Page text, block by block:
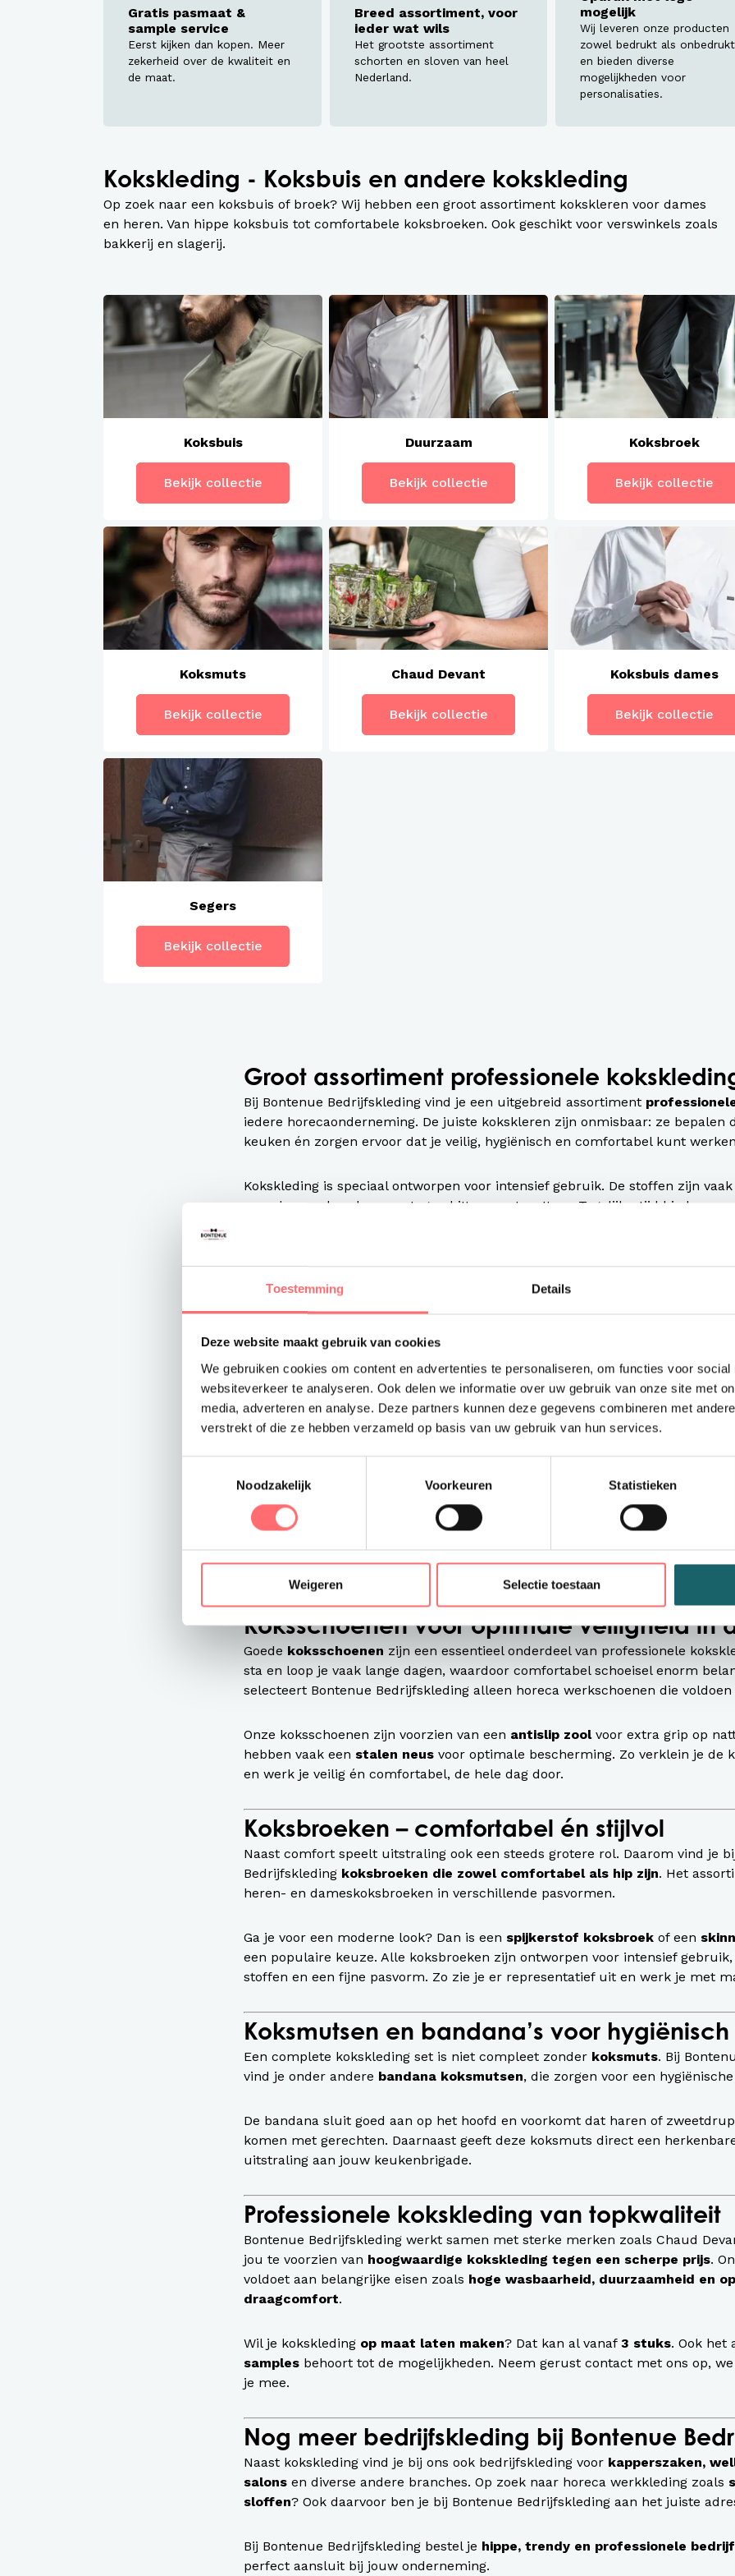
Toestemming Details
Deze website maakt gebruik van cookies
We gebruiken cookies om content en advertenties te personaliseren, om functies voor social
websiteverkeer te analyseren. Ook delen we informatie over uw gebruik van onze site met
media, adverteren en analyse. Deze partners kunnen deze gegevens combineren met
verstrekt of die ze hebben verzameld op basis van uw gebruik van hun services.
Noodzakelijk
Voorkeuren Statistieken
Weigeren Selectie toestaan
Werkjassen
Werkbroeken en overalls Workwear
Gratis pasmaat &
sample service
Eerst kijken dan kopen. Meer
zekerheid over de kwaliteit en
de maat.
Breed assortiment, voor
ieder wat wils
Het grootste assortiment
schorten en sloven van heel
Nederland.
mogelijk
Wij leveren onze producten
zowel bedrukt als onbedrukt
en bieden diverse
mogelijkheden voor
personalisaties.
Kokskleding - Koksbuis en andere kokskleding
Op zoek naar een koksbuis of broek? Wij hebben een groot assortiment kokskleren voor dames
en heren. Van hippe koksbuis tot comfortabele koksbroeken. Ook geschikt voor verswinkels zoals
bakkerij en slagerij.
Koksbuis
Bekijk collectie
Duurzaam
Bekijk collectie
Koksbroek
Bekijk collectie
Koksmuts
Bekijk collectie
Chaud Devant
Bekijk collectie
Koksbuis dames
Bekijk collectie
Segers
Bekijk collectie
Groot assortiment professionele
Bij Bontenue Bedrijfskleding vind je een uitgebreid assortiment
iedere horecaonderneming. De juiste kokskleren zijn onmisbaar: ze bepalen
keuken én zorgen ervoor dat je veilig, hygiënisch en comfortabel kunt
Kokskleding is speciaal ontworpen voor intensief gebruik. De stoffen zijn
waardoor ze beschermen tegen hitte en vetspetters. Tegelijkertijd bieden ze
bewegingsvrijheid, zodat je het zware keukenwerk prettig kunt uitvoeren.
Je vindt bij ons een breed aanbod kokskleding van gerenommeerde merken
enSegers. Zoek je kwaliteit, comfort en een professionele uitstraling? Dan zit
Koksbuis kopen – onmisbaar voor iedere
Eenkoksbuisis hét herkenbare kledingstuk van de kok. Bij Bontenue
eenvoudig een koksbuis kopen die past bij jouw keuken en
Wil je een bewuste keuze maken? Dan zijn onze duurzame koksbuizen
een
Deze zijn gemaakt van milieuvriendelijke materialen, zonder in te leveren op
kwaliteit. Een goede koksbuis zorgt niet alleen voor een professionele
de juiste bescherming om veilig te kunnen werken in de keuken.
Koksschoenen voor optimale veiligheid in
Goede koksschoenen zijn een essentieel onderdeel van professionele
sta en loop je vaak lange dagen, waardoor comfortabel schoeisel enorm
selecteert Bontenue Bedrijfskleding alleen horeca werkschoenen die voldoen
Onze koksschoenen zijn voorzien van een antislip zool voor extra grip op
hebben vaak een stalen neus voor optimale bescherming. Zo verklein je de
en werk je veilig én comfortabel, de hele dag door.
Koksbroeken – comfortabel én stijlvol
Naast comfort speelt uitstraling ook een steeds grotere rol. Daarom vind je
Bedrijfskleding koksbroeken die zowel comfortabel als hip zijn. Het
heren- en dameskoksbroeken in verschillende pasvormen.
Ga je voor een moderne look? Dan is een spijkerstof koksbroek of een
een populaire keuze. Alle koksbroeken zijn ontworpen voor intensief
stoffen en een fijne pasvorm. Zo zie je er representatief uit en werk je met
Koksmutsen en bandana’s voor
Een complete kokskleding set is niet compleet zonder koksmuts. Bij
vind je onder andere bandana koksmutsen, die zorgen voor een
De bandana sluit goed aan op het hoofd en voorkomt dat haren of
komen met gerechten. Daarnaast geeft deze koksmuts direct een
uitstraling aan jouw keukenbrigade.
Professionele kokskleding van topkwaliteit
Bontenue Bedrijfskleding werkt samen met sterke merken zoals Chaud
jou te voorzien van hoogwaardige kokskleding tegen een scherpe prijs.
voldoet aan belangrijke eisen zoals hoge wasbaarheid, duurzaamheid en
draagcomfort.
Wil je kokskleding op maat laten maken? Dat kan al vanaf 3 stuks. Ook het
samples behoort tot de mogelijkheden. Neem gerust contact met ons op,
je mee.
Nog meer bedrijfskleding bij Bontenue
Naast kokskleding vind je bij ons ook bedrijfskleding voor kapperszaken,
salons en diverse andere branches. Op zoek naar horeca werkkleding zoals
sloffen? Ook daarvoor ben je bij Bontenue Bedrijfskleding aan het juiste
Bij Bontenue Bedrijfskleding bestel je hippe, trendy en professionele
perfect aansluit bij jouw onderneming.